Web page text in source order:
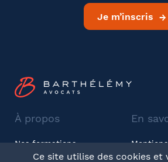
Je m’inscris
À propos
Nos formations
Barthélémy Avocats
En
CGV
Ce site utilise des cookies et